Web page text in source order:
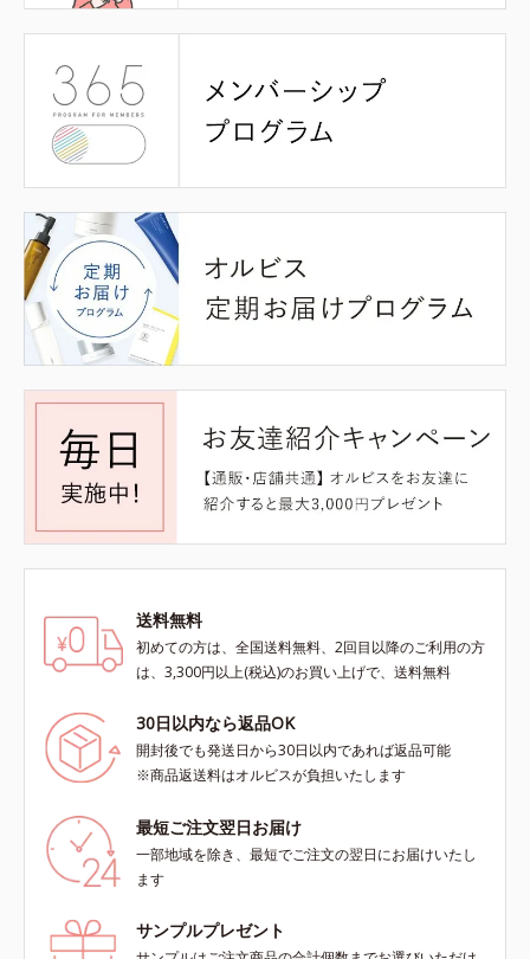
送料無料
初めての方は、全国送料無料、2回目以降のご利用の方
は、3,300円以上(税込)のお買い上げで、送料無料
30日以内なら返品OK
開封後でも発送日から30日以内であれば返品可能
※商品返送料はオルビスが負担いたします
最短ご注文翌日お届け
一部地域を除き、最短でご注文の翌日にお届けいたし
ます
サンプルプレゼント